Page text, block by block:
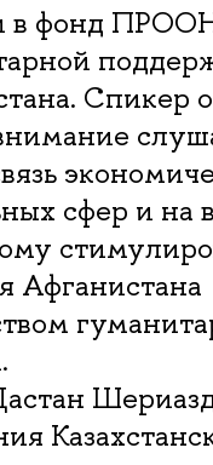
в фонд
Спикер
сфер и на
Афганистана